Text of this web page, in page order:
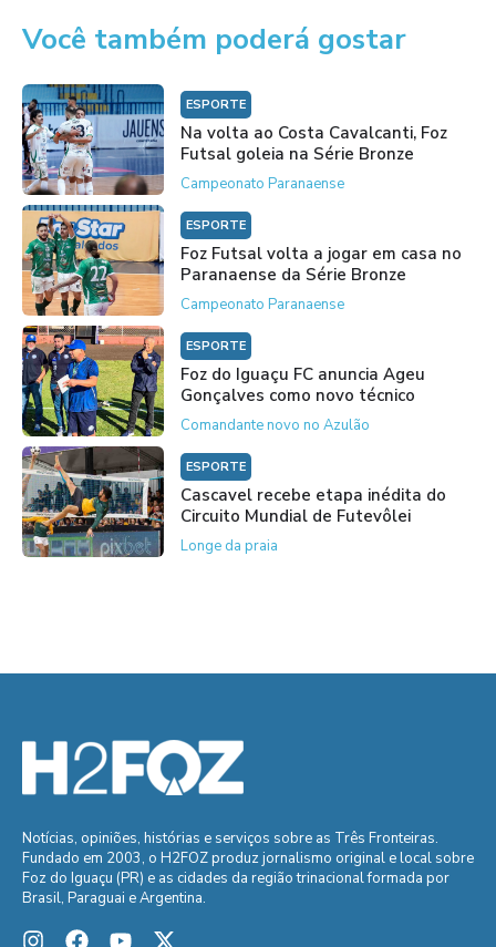
Você também poderá gostar
ESPORTE
Na volta ao Costa Cavalcanti, Foz
Futsal goleia na Série Bronze
Campeonato Paranaense
ESPORTE
Foz Futsal volta a jogar em casa no
Paranaense da Série Bronze
Campeonato Paranaense
ESPORTE
Foz do Iguaçu FC anuncia Ageu
Gonçalves como novo técnico
Comandante novo no Azulão
ESPORTE
Cascavel recebe etapa inédita do
Circuito Mundial de Futevôlei
Longe da praia
Notícias, opiniões, histórias e serviços sobre as Três Fronteiras.
Fundado em 2003, o H2FOZ produz jornalismo original e local sobre
Foz do Iguaçu (PR) e as cidades da região trinacional formada por
Brasil, Paraguai e Argentina.